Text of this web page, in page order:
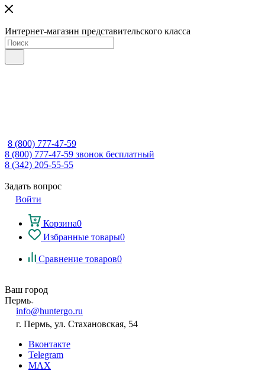
Интернет-магазин представительского класса
8 (800) 777-47-59
8 (800) 777-47-59 звонок бесплатный
8 (342) 205-55-55
Задать вопрос
Войти
Корзина0
Избранные товары0
Сравнение товаров0
Ваш город
Пермь
info@huntergo.ru
г. Пермь, ул. Стахановская, 54
Вконтакте
Telegram
MAX